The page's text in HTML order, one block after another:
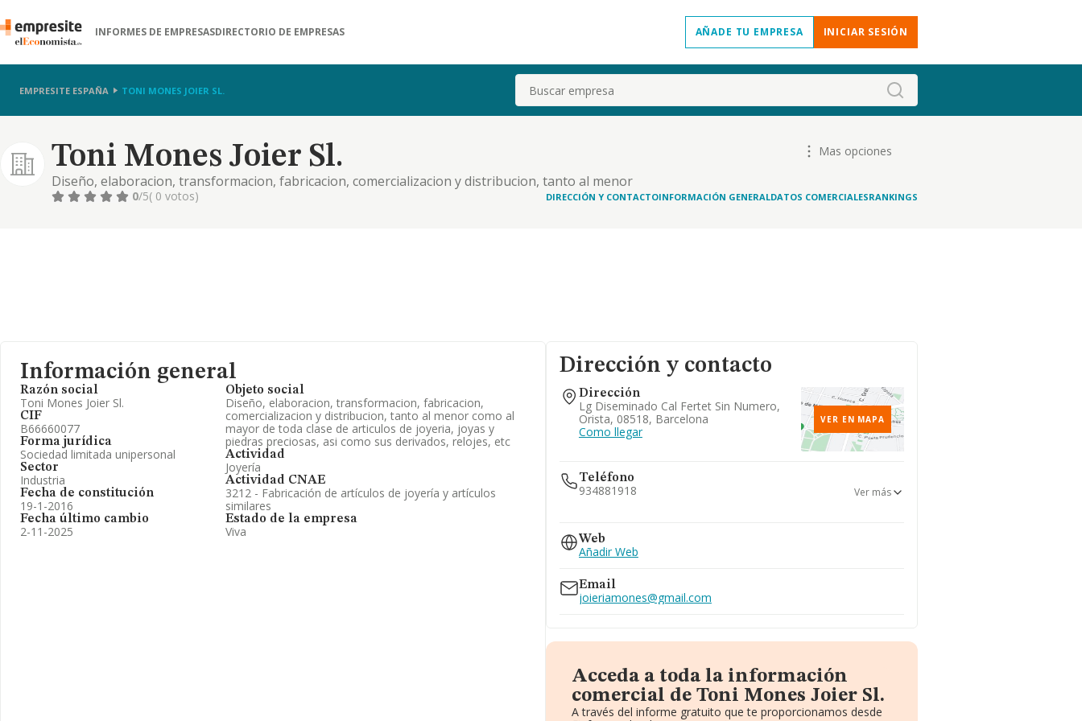
INFORMES DE EMPRESASDIRECTORIO DE EMPRESAS AÑADE TU EMPRESA INICIAR SESIÓN
EMPRESITE ESPAÑA TONI MONES JOIER SL. Buscar
Toni Mones Joier Sl.
Diseño, elaboracion, transformacion, fabricacion, comercializacion y distribucion, tanto al menor
como al mayor de toda clase de articulos de joyeria, joyas y piedras preciosas, asi como sus derivados,
Mas opciones
0/5( 0 votos) DIRECCIÓN Y CONTACTOINFORMACIÓN GENERALDATOS COMERCIALESRANKINGS
Información general
Razón social
Toni Mones Joier Sl.
CIF
B66660077
Forma jurídica
Sociedad limitada unipersonal
Sector
Industria
Fecha de constitución
19-1-2016
Fecha último cambio
2-11-2025
Objeto social
Diseño, elaboracion, transformacion, fabricacion,
comercializacion y distribucion, tanto al menor como al
mayor de toda clase de articulos de joyeria, joyas y
piedras preciosas, asi como sus derivados, relojes, etc
Actividad
Joyería
Actividad CNAE
3212 - Fabricación de artículos de joyería y artículos
similares
Estado de la empresa
Viva
Dirección y contacto
Dirección
Lg Diseminado Cal Fertet Sin Numero,
Orista, 08518, Barcelona
Como llegar
VER EN MAPA
Teléfono
934881918 Ver más
Web
Añadir Web
Email
joieriamones@gmail.com
Acceda a toda la información
comercial de Toni Mones Joier Sl.
A través del informe gratuito que te proporcionamos desde